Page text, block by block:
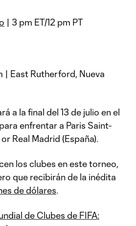
| 3 pm ET/12 pm PT
| East Rutherford, Nueva
a la final del 13 de julio en el
enfrentar a Paris Saint-
Real Madrid (España).
los clubes en este torneo,
que recibirán de la inédita
de dólares.
de Clubes de FIFA: